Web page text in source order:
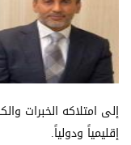
إلى امتلاكه الخبرات
إقليمياً ودولياً.